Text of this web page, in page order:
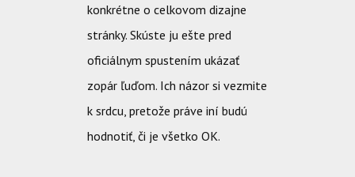
konkrétne o celkovom dizajne
stránky. Skúste ju ešte pred
oficiálnym spustením ukázať
zopár ľuďom. Ich názor si vezmite
k srdcu, pretože práve iní budú
hodnotiť, či je všetko OK.